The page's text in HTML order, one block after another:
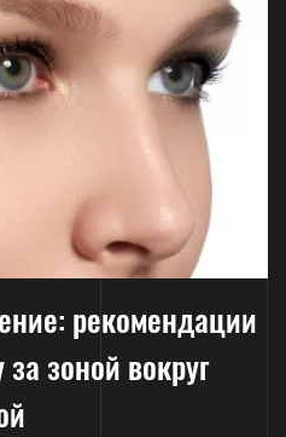
рекомендации
зоной вокруг